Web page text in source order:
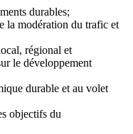
durables;
la modération du trafic et
régional et
le développement
durable et au volet
objectifs du